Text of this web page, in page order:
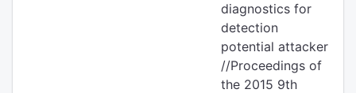
diagnostics for
detection
potential attacker
//Proceedings of
the 2015 9th